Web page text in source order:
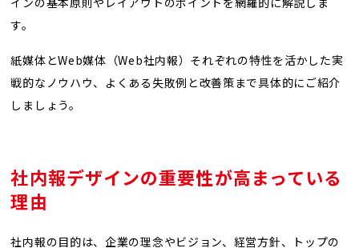
す。
紙媒体とWeb媒体（Web社内報）それぞれの特性を活かした実
戦的なノウハウ、よくある失敗例と改善策まで具体的にご紹介
しましょう。
社内報デザインの重要性が高まっている
理由
社内報の目的は、企業の理念やビジョン、経営方針、トップの